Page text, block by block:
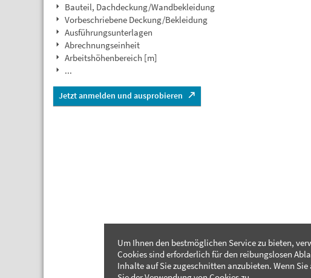
Bauteil, Dachdeckung/Wandbekleidung
Vorbeschriebene Deckung/Bekleidung
Ausführungsunterlagen
Abrechnungseinheit
Arbeitshöhenbereich [m]
...
Jetzt anmelden und ausprobieren
Um Ihnen den bestmöglichen Service zu bieten,
Cookies sind erforderlich für den reibungslosen
Inhalte auf Sie zugeschnitten anzubieten. Wenn